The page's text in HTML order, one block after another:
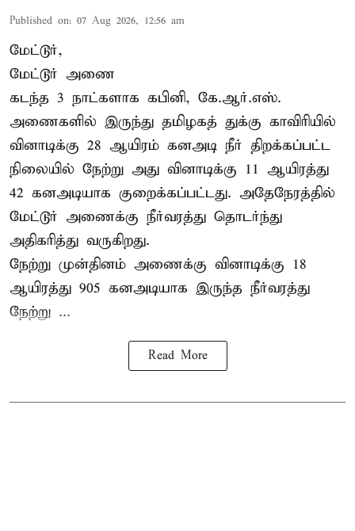
Published on: 07 Aug 2026, 12:56 am
மேட்டூர்,
மேட்டூர் அணை
கடந்த 3 நாட்களாக கபினி, கே.ஆர்.எஸ்.
அணைகளில் இருந்து தமிழகத் துக்கு காவிரியில்
வினாடிக்கு 28 ஆயிரம் கனஅடி நீர் திறக்கப்பட்ட
நிலையில் நேற்று அது வினாடிக்கு 11 ஆயிரத்து
42 கனஅடியாக குறைக்கப்பட்டது. அதேநேரத்தில்
மேட்டூர் அணைக்கு நீர்வரத்து தொடர்ந்து
அதிகரித்து வருகிறது.
நேற்று முன்தினம் அணைக்கு வினாடிக்கு 18
ஆயிரத்து 905 கனஅடியாக இருந்த நீர்வரத்து
நேற்று ...
Read More